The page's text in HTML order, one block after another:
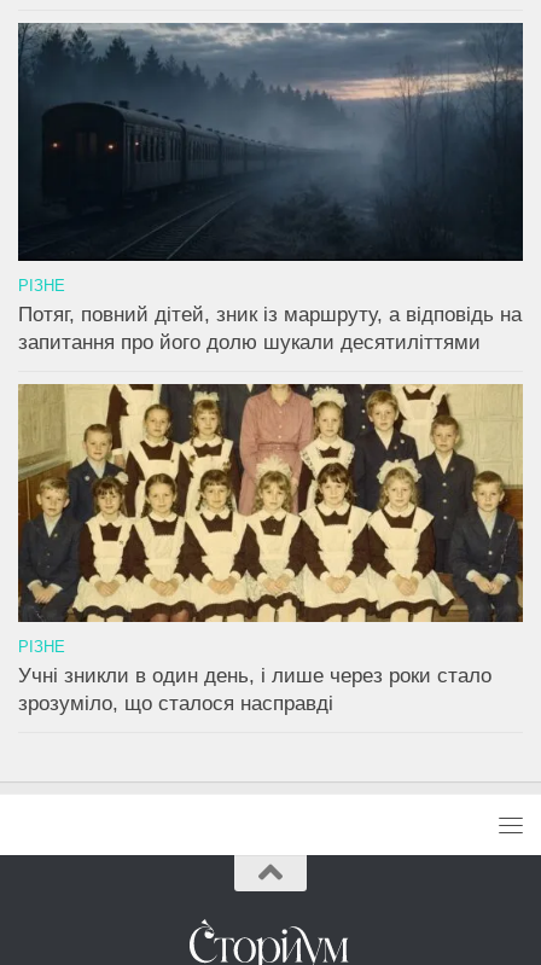
РІЗНЕ
Потяг, повний дітей, зник із маршруту, а відповідь на
запитання про його долю шукали десятиліттями
РІЗНЕ
Учні зникли в один день, і лише через роки стало
зрозуміло, що сталося насправді